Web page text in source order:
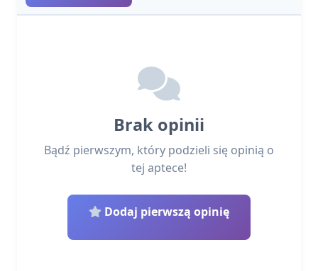
Brak opinii
Bądź pierwszym, który podzieli się opinią o
tej aptece!
Dodaj pierwszą opinię